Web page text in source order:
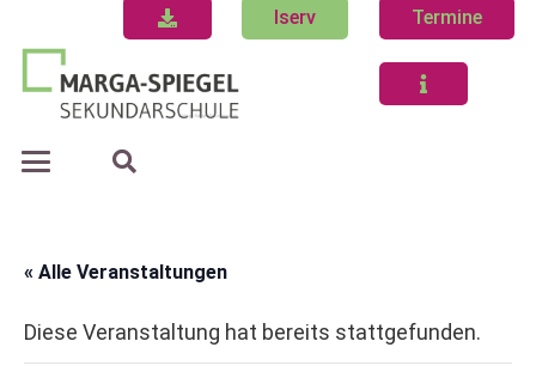
Iserv Termine
« Alle Veranstaltungen
Diese Veranstaltung hat bereits stattgefunden.